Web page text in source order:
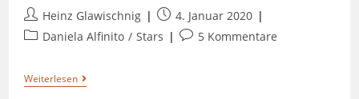
Heinz Glawischnig
4. Januar 2020
Daniela Alfinito / Stars 5 Kommentare
Weiterlesen